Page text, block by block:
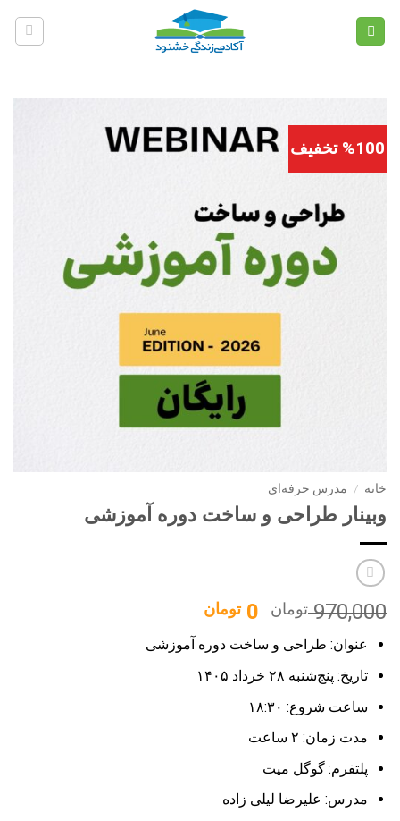
%100 تخفیف
خانه / مدرس حرفه‌ای
وبینار طراحی و ساخت دوره آموزشی
970,000 تومان
قیمت
اصلی:
970,000 تومان
بود.
0 تومان
فعلی:
0 تومان.
عنوان: طراحی و ساخت دوره آموزشی
تاریخ: پنج‌شنبه ۲۸ خرداد ۱۴۰۵
ساعت شروع: ۱۸:۳۰
مدت زمان: ۲ ساعت
پلتفرم: گوگل میت
مدرس: علیرضا لیلی زاده